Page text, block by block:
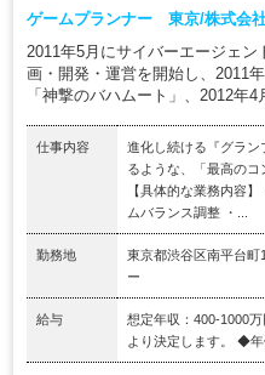
ゲームプランナー 東京/株式会
2011年5月にサイバーエージェ
画・開発・運営を開始し、2011
「神撃のバハムート」、2012年4
仕事内容
進化し続ける『グラ
るような、「最高のコ
【具体的な業務内容
ムバランス調整 ・...
勤務地
東京都渋谷区南平台
ー
給与
想定年収：400-1000
より決定します。 ◆年